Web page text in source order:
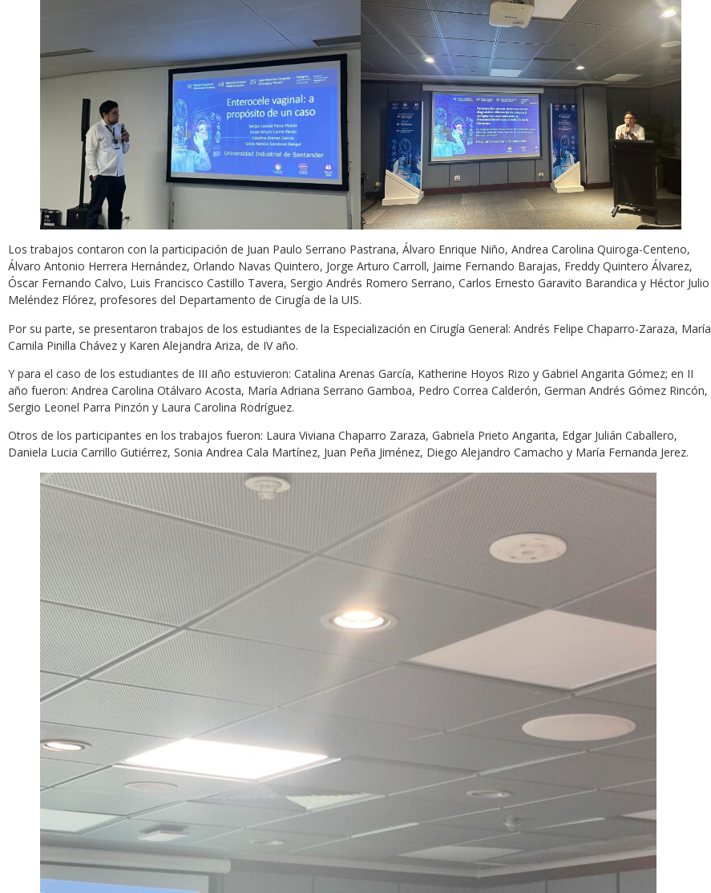
Los trabajos contaron con la participación de Juan Paulo Serrano Pastrana, Álvaro Enrique Niño, Andrea Carolina Quiroga-Centeno,
Álvaro Antonio Herrera Hernández, Orlando Navas Quintero, Jorge Arturo Carroll, Jaime Fernando Barajas, Freddy Quintero Álvarez,
Óscar Fernando Calvo, Luis Francisco Castillo Tavera, Sergio Andrés Romero Serrano, Carlos Ernesto Garavito Barandica y Héctor Julio
Meléndez Flórez, profesores del Departamento de Cirugía de la UIS.
Por su parte, se presentaron trabajos de los estudiantes de la Especialización en Cirugía General: Andrés Felipe Chaparro-Zaraza, María
Camila Pinilla Chávez y Karen Alejandra Ariza, de IV año.
Y para el caso de los estudiantes de III año estuvieron: Catalina Arenas García, Katherine Hoyos Rizo y Gabriel Angarita Gómez; en II
año fueron: Andrea Carolina Otálvaro Acosta, María Adriana Serrano Gamboa, Pedro Correa Calderón, German Andrés Gómez Rincón,
Sergio Leonel Parra Pinzón y Laura Carolina Rodríguez.
Otros de los participantes en los trabajos fueron: Laura Viviana Chaparro Zaraza, Gabriela Prieto Angarita, Edgar Julián Caballero,
Daniela Lucia Carrillo Gutiérrez, Sonia Andrea Cala Martínez, Juan Peña Jiménez, Diego Alejandro Camacho y María Fernanda Jerez.